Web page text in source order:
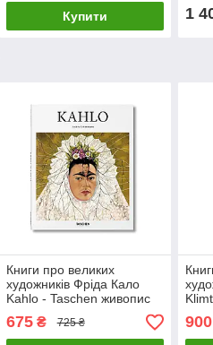
живопис
Купити 1
Книги про великих
художників Фріда Кало
Kahlo - Taschen живопис
книги з історії мистецтва
675₴ 725 ₴ 900